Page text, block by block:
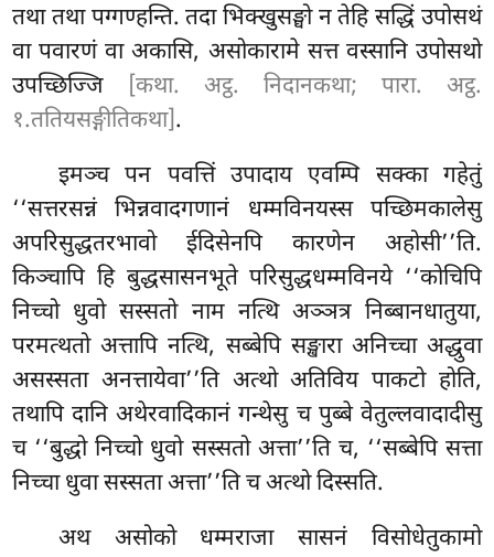
तथा तथा पग्गण्हन्ति. तदा भिक्खुसङ्घो न तेहि सद्धिं उपोसथं
वा पवारणं वा अकासि, असोकारामे सत्त वस्सानि उपोसथो
उपच्छिज्जि
[कथा. अट्ठ. निदानकथा; पारा. अट्ठ.
१.ततियसङ्गीतिकथा].
इमञ्च पन पवत्तिं उपादाय एवम्पि सक्का गहेतुं
‘‘सत्तरसन्नं भिन्नवादगणानं धम्मविनयस्स पच्छिमकालेसु
अपरिसुद्धतरभावो ईदिसेनपि कारणेन अहोसी’’ति.
किञ्चापि हि बुद्धसासनभूते परिसुद्धधम्मविनये ‘‘कोचिपि
निच्चो धुवो सस्सतो नाम नत्थि अञ्ञत्र निब्बानधातुया,
परमत्थतो अत्तापि नत्थि, सब्बेपि सङ्खारा अनिच्चा अद्धुवा
असस्सता अनत्तायेवा’’ति अत्थो अतिविय पाकटो होति,
तथापि दानि अथेरवादिकानं गन्थेसु च पुब्बे वेतुल्लवादादीसु
च ‘‘बुद्धो निच्चो धुवो सस्सतो अत्ता’’ति च, ‘‘सब्बेपि सत्ता
निच्चा धुवा सस्सता अत्ता’’ति च अत्थो दिस्सति.
अथ असोको धम्मराजा सासनं विसोधेतुकामो